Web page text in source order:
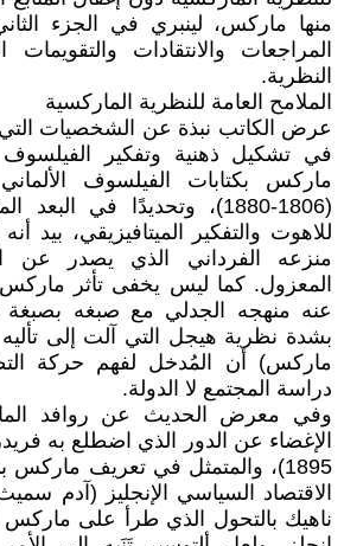
منها ماركس، لينبري في الجزء
المراجعات والانتقادات
النظرية.
الملامح العامة للنظرية الماركسية
عرض الكاتب نبذة عن الشخصيات التي
في تشكيل ذهنية وتفكير الفيلسوف
ماركس بكتابات الفيلسوف
(1806-1880)، وتحديدًا في
للاهوت والتفكير الميتافيزيقي، بيد
منزعه الفرداني الذي يصدر عن
المعزول. كما ليس يخفى تأثر ماركس
عنه منهجه الجدلي مع صبغه بصبغة
بشدة نظرية هيجل التي آلت إلى تأليه
ماركس) أن المُدخل لفهم حركة
دراسة المجتمع لا الدولة.
وفي معرض الحديث عن روافد
1895)، والمتمثل في تعريف
الاقتصاد السياسي الإنجليز (آدم
ناهيك بالتحول الذي طرأ على ماركس